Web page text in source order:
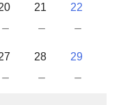
－
21
－
22
－
－
28
－
29
－